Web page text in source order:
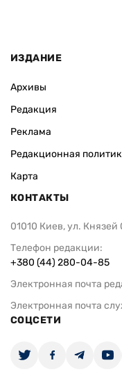
ИЗДАНИЕ
Архивы
Редакция
Реклама
Редакционная
Карта
КОНТАКТЫ
01010 Киев, ул. Князей
Телефон редакции:
+380 (44) 280-04-85
Электронная почта
Электронная почта
СОЦСЕТИ